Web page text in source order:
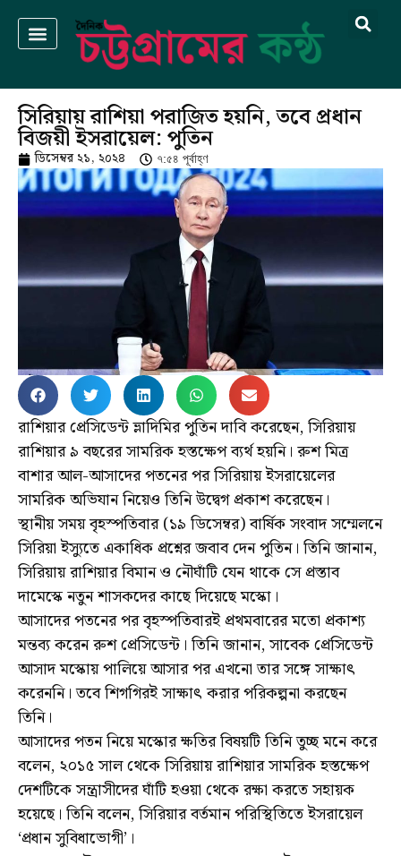
সিরিয়ায় রাশিয়া পরাজিত হয়নি, তবে প্রধান
বিজয়ী ইসরায়েল: পুতিন
ডিসেম্বর ২১, ২০২৪ ৭:৫৪ পূর্বাহ্ণ
রাশিয়ার প্রেসিডেন্ট ভ্লাদিমির পুতিন দাবি করেছেন, সিরিয়ায়
রাশিয়ার ৯ বছরের সামরিক হস্তক্ষেপ ব্যর্থ হয়নি। রুশ মিত্র
বাশার আল-আসাদের পতনের পর সিরিয়ায় ইসরায়েলের
সামরিক অভিযান নিয়েও তিনি উদ্বেগ প্রকাশ করেছেন।
স্থানীয় সময় বৃহস্পতিবার (১৯ ডিসেম্বর) বার্ষিক সংবাদ সম্মেলনে
সিরিয়া ইস্যুতে একাধিক প্রশ্নের জবাব দেন পুতিন। তিনি জানান,
সিরিয়ায় রাশিয়ার বিমান ও নৌঘাঁটি যেন থাকে সে প্রস্তাব
দামেস্কে নতুন শাসকদের কাছে দিয়েছে মস্কো।
আসাদের পতনের পর বৃহস্পতিবারই প্রথমবারের মতো প্রকাশ্য
মন্তব্য করেন রুশ প্রেসিডেন্ট। তিনি জানান, সাবেক প্রেসিডেন্ট
আসাদ মস্কোয় পালিয়ে আসার পর এখনো তার সঙ্গে সাক্ষাৎ
করেননি। তবে শিগগিরই সাক্ষাৎ করার পরিকল্পনা করছেন
তিনি।
আসাদের পতন নিয়ে মস্কোর ক্ষতির বিষয়টি তিনি তুচ্ছ মনে করে
বলেন, ২০১৫ সাল থেকে সিরিয়ায় রাশিয়ার সামরিক হস্তক্ষেপ
দেশটিকে সন্ত্রাসীদের ঘাঁটি হওয়া থেকে রক্ষা করতে সহায়ক
হয়েছে। তিনি বলেন, সিরিয়ার বর্তমান পরিস্থিতিতে ইসরায়েল
‘প্রধান সুবিধাভোগী’।